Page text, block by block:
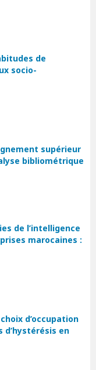
de
socio-
supérieur
bibliométrique
de l’intelligence
marocaines :
d’occupation
d’hystérésis en